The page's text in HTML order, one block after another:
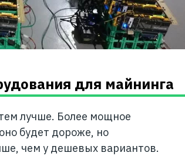
для майнинга
лучше. Более мощное
будет дороже, но
чем у дешевых вариантов.